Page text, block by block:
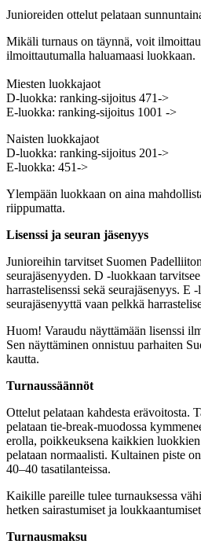
Junioreiden ottelut pelataan
Mikäli turnaus on täynnä, voit
ilmoittautumalla haluamaasi luokkaan.
Miesten luokkajaot
D-luokka: ranking-sijoitus 471->
E-luokka: ranking-sijoitus 1001 ->
Naisten luokkajaot
D-luokka: ranking-sijoitus 201->
E-luokka: 451->
Ylempään luokkaan on aina
riippumatta.
Lisenssi ja seuran jäsenyys
Junioreihin tarvitset Suomen
seurajäsenyyden. D -luokkaan
harrastelisenssi sekä seurajäsenyys. E
seurajäsenyyttä vaan pelkkä
Huom! Varaudu näyttämään lisenssi
Sen näyttäminen onnistuu parhaiten
kautta.
Turnaussäännöt
Ottelut pelataan kahdesta erävoitosta.
pelataan tie-break-muodossa
erolla, poikkeuksena kaikkien
pelataan normaalisti. Kultainen piste
40–40 tasatilanteissa.
Kaikille pareille tulee turnauksessa
hetken sairastumiset ja
Turnausmaksu